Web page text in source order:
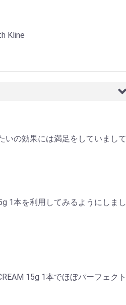
Kline
いの効果には満足をしていまして
1本を利用してみるようにしまし
15g 1本でほぼパーフェクト